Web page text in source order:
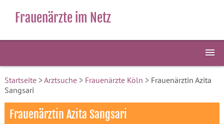
Frauenärzte im Netz
Startseite>Arztsuche> Frauenärzte Köln > Frauenärztin Azita
Sangsari
Frauenärztin Azita Sangsari